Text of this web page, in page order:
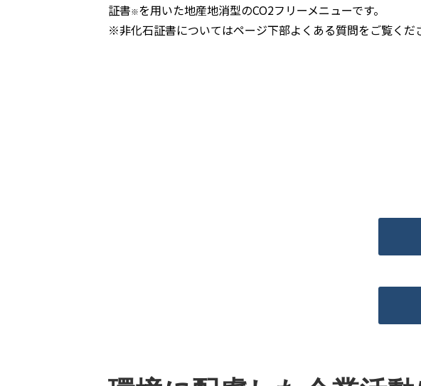
証書※を用いた地産地消型のCO2フリーメニューです。
※非化石証書についてはページ下部よくある質問をご覧くだ